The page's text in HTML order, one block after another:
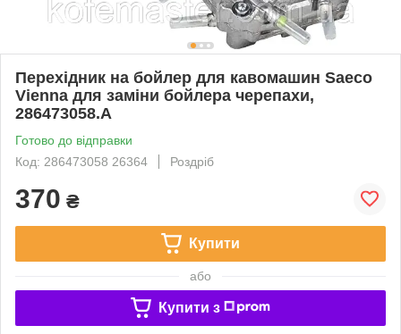
Перехідник на бойлер для кавомашин Saeco
Vienna для заміни бойлера черепахи,
286473058.A
Готово до відправки
Код: 286473058 26364
Роздріб
370 ₴
Купити
або
Купити з